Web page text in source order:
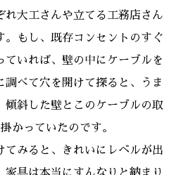
れ大工さんや立てる工務店さん
。もし、既存コンセントのすぐ
ていれば、壁の中にケーブルを
べて穴を開けて探ると、うま
傾斜した壁とこのケーブルの取
かっていたのです。
てみると、きれいにレベルが出